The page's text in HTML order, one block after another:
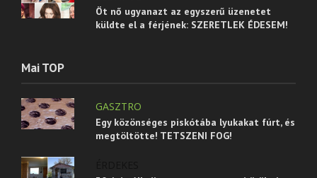
Öt nő ugyanazt az egyszerű üzenetet
küldte el a férjének: SZERETLEK ÉDESEM!
Mai TOP
GASZTRO
Egy közönséges piskótába lyukakat fúrt, és
megtöltötte! TETSZENI FOG!